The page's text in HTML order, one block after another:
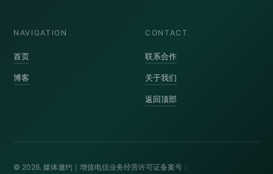
NAVIGATION
首页
博客
CONTACT
联系合作
关于我们
返回顶部
© 2026. 媒体邀约｜增值电信业务经营许可证备案号：